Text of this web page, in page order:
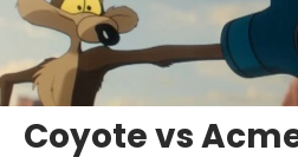
Coyote vs